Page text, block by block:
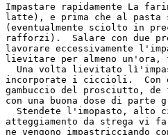
Impastare rapidamente La
latte), e prima che al
(eventualmente sciolto in
rafforzi).  Salare con due
lavorare eccessivamente
lievitare per almeno un'ora,
Una volta lievitato
incorporate i ciccioli.  Con
gambuccio del prosciutto,
con una buona dose di parte
Stendete l'imopasto, alto
atteggiamento da strega vi
ne vengono